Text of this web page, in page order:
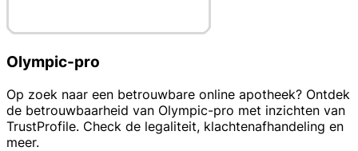
Olympic-pro
Op zoek naar een betrouwbare online apotheek? Ontdek
de betrouwbaarheid van Olympic-pro met inzichten van
TrustProfile. Check de legaliteit, klachtenafhandeling en
meer.